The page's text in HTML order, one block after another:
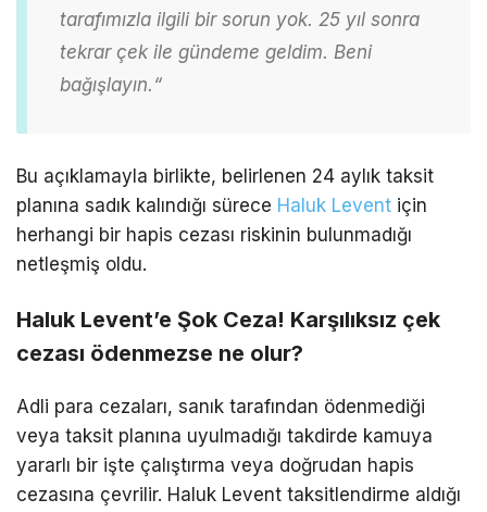
tarafımızla ilgili bir sorun yok. 25 yıl sonra
tekrar çek ile gündeme geldim. Beni
bağışlayın. “
Bu açıklamayla birlikte, belirlenen 24 aylık taksit
planına sadık kalındığı sürece Haluk Levent için
herhangi bir hapis cezası riskinin bulunmadığı
netleşmiş oldu.
Haluk Levent’e Şok Ceza! Karşılıksız çek
cezası ödenmezse ne olur?
Adli para cezaları, sanık tarafından ödenmediği
veya taksit planına uyulmadığı takdirde kamuya
yararlı bir işte çalıştırma veya doğrudan hapis
cezasına çevrilir. Haluk Levent taksitlendirme aldığı